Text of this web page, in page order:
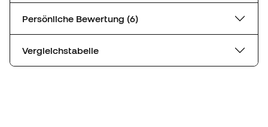
Persönliche Bewertung (6)
Vergleichstabelle